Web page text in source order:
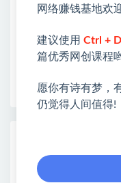
各种项目 + 提升网
开启网络之门，广
❤如果您也依存于
零
网络赚钱基地欢
建议使用 Ctrl + D
篇优秀网创课程
愿你有诗有梦，
仍觉得人间值得!